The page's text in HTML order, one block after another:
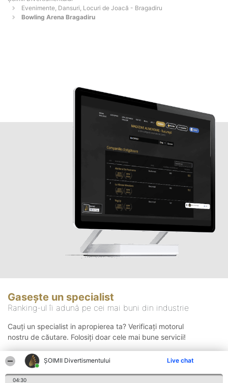
ŞOIMII Divertismentului Live chat
04:30
Evenimente, Dansuri, Locuri de Joacă - Bragadiru
Bowling Arena Bragadiru
Gasește un specialist
Ranking-ul îi adună pe cei mai buni din industrie
Cauți un specialist in apropierea ta? Verificați motorul
nostru de căutare. Folosiți doar cele mai bune servicii!